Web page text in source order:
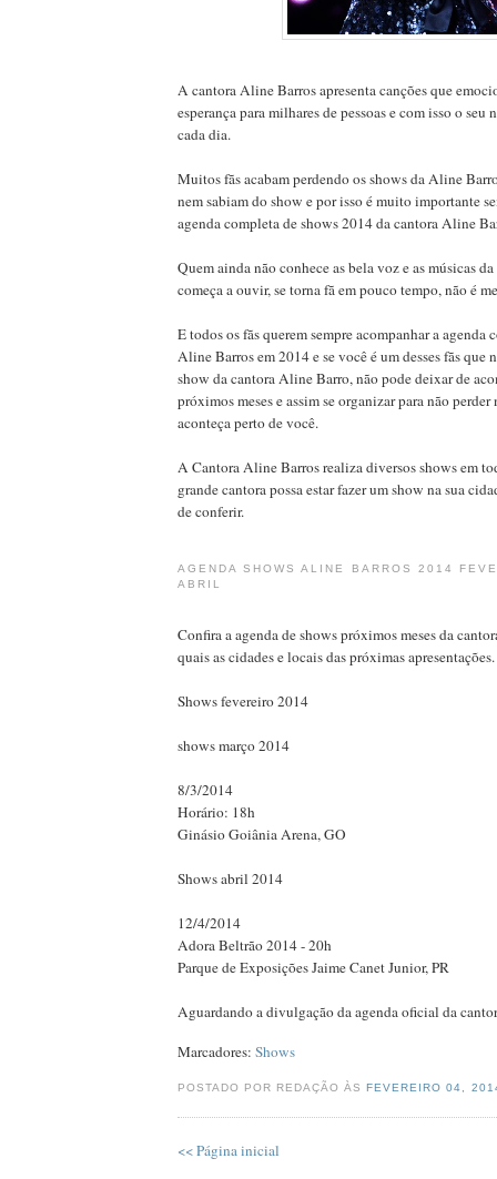
A cantora Aline Barros apresenta canções que
esperança para milhares de pessoas e com isso o seu
cada dia.
Muitos fãs acabam perdendo os shows da Aline
nem sabiam do show e por isso é muito importante
agenda completa de shows 2014 da cantora Aline
Quem ainda não conhece as bela voz e as músicas
começa a ouvir, se torna fã em pouco tempo, não é
E todos os fãs querem sempre acompanhar a agenda
Aline Barros em 2014 e se você é um desses fãs que
show da cantora Aline Barro, não pode deixar de
próximos meses e assim se organizar para não
aconteça perto de você.
A Cantora Aline Barros realiza diversos shows em
grande cantora possa estar fazer um show na sua
de conferir.
AGENDA SHOWS ALINE BARROS 2014
ABRIL
Confira a agenda de shows próximos meses da
quais as cidades e locais das próximas apresentações.
Shows fevereiro 2014
shows março 2014
8/3/2014
Horário: 18h
Ginásio Goiânia Arena, GO
Shows abril 2014
12/4/2014
Adora Beltrão 2014 - 20h
Parque de Exposições Jaime Canet Junior, PR
Aguardando a divulgação da agenda oficial da
Marcadores: Shows
POSTADO POR REDAÇÃO ÀSFEVEREIRO 04,
<< Página inicial